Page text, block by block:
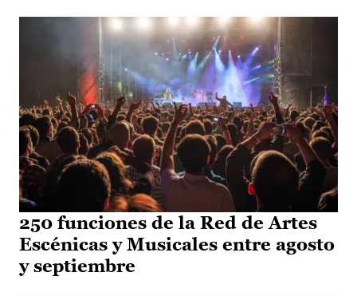
250 funciones de la Red de Artes
Escénicas y Musicales entre agosto
y septiembre